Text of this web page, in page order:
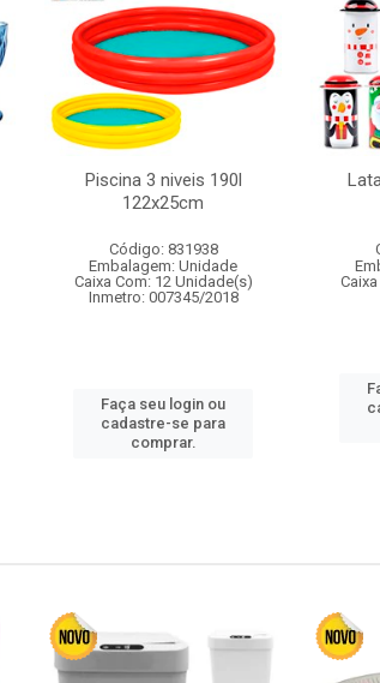
Piscina 3 niveis 190l
122x25cm
Código: 831938
Embalagem: Unidade
Caixa Com: 12 Unidade(s)
Inmetro: 007345/2018
Faça seu login ou
cadastre-se para
comprar.